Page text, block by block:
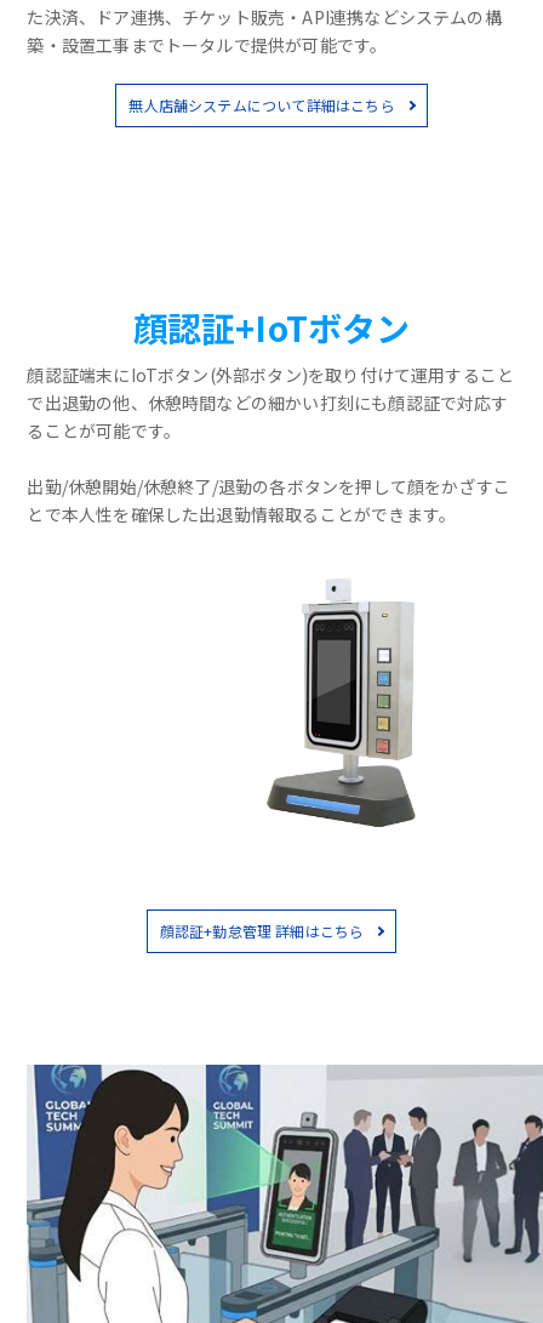
た決済、ドア連携、チケット販売・API連携などシステムの構
築・設置工事までトータルで提供が可能です。
無人店舗システムについて詳細はこちら
顔認証+IoTボタン
顔認証端末にIoTボタン(外部ボタン)を取り付けて運用すること
で出退勤の他、休憩時間などの細かい打刻にも顔認証で対応す
ることが可能です。
出勤/休憩開始/休憩終了/退勤の各ボタンを押して顔をかざすこ
とで本人性を確保した出退勤情報取ることができます。
顔認証+勤怠管理 詳細はこちら